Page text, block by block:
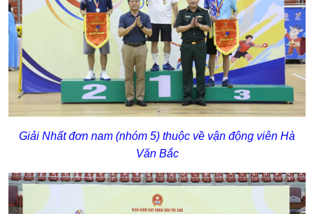
Giải Nhất đơn nam (nhóm 5) thuộc về vận động viên Hà
Văn Bắc